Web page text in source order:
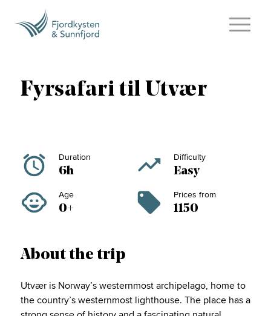
Fyrsafari til Utvær